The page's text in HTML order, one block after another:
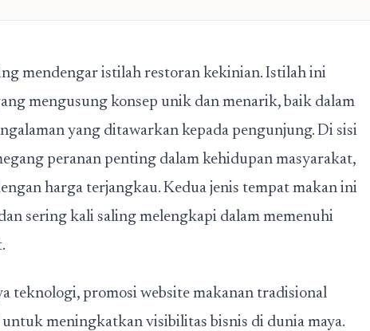
mendengar istilah restoran kekinian. Istilah ini
mengusung konsep unik dan menarik, baik dalam
yang ditawarkan kepada pengunjung. Di sisi
peranan penting dalam kehidupan masyarakat,
harga terjangkau. Kedua jenis tempat makan ini
sering kali saling melengkapi dalam memenuhi
teknologi, promosi website makanan tradisional
meningkatkan visibilitas bisnis di dunia maya.